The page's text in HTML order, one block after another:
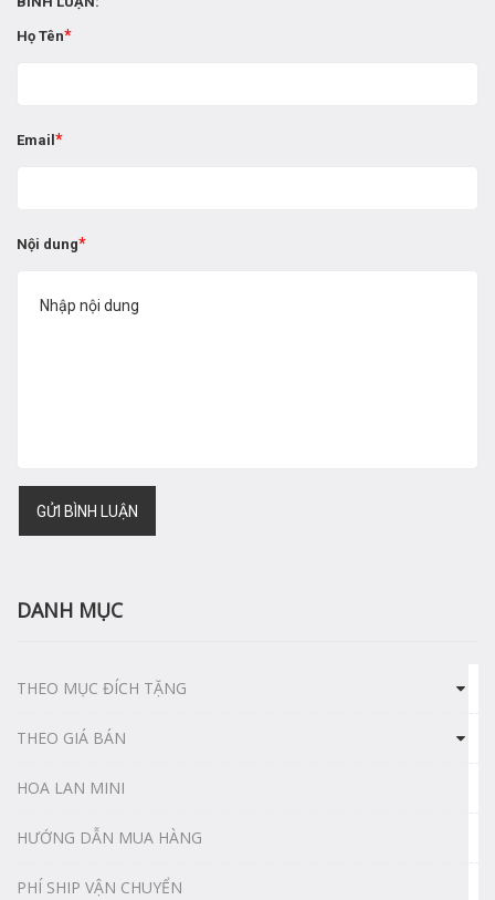
DANH MỤC
THEO MỤC ĐÍCH TẶNG
THEO GIÁ BÁN
HOA LAN MINI
HƯỚNG DẪN MUA HÀNG
PHÍ SHIP VẬN CHUYỂN
Họ Tên
Email
Nội dung
GỬI BÌNH LUẬN